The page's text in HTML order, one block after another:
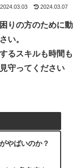
2024.03.03 2024.03.07
りの方のために動
い。
るスキルも時間も
守ってください
やばいのか？